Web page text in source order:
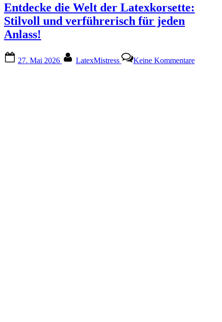
Entdecke die Welt der Latexkorsette:
Stilvoll und verführerisch für jeden
Anlass!
on
27. Mai 2026 LatexMistress Keine Kommentare